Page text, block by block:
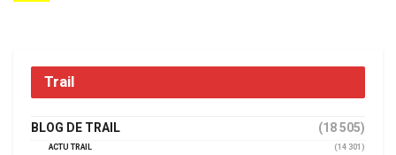
Trail
BLOG DE TRAIL (18 505)
ACTU TRAIL
(14 301)